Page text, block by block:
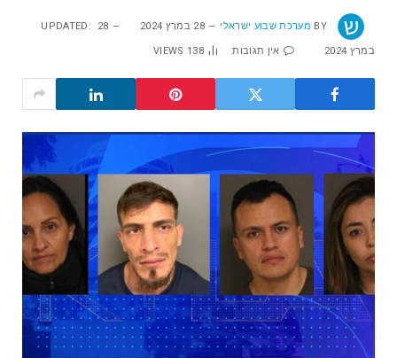
BY מערכת שבוע ישראלי 28 במרץ 2024 UPDATED: 28
במרץ 2024 אין תגובות 138
VIEWS